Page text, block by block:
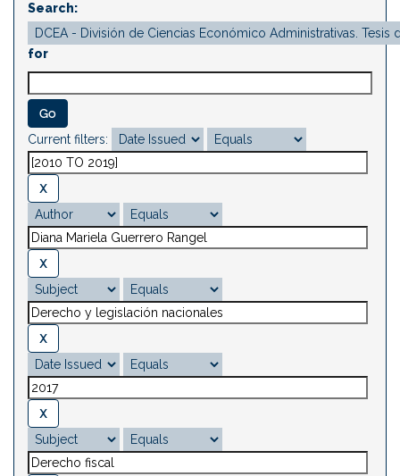
Search:
for
Current filters: